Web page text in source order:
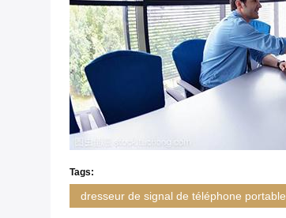
Tags:
dresseur de signal de téléphone portable